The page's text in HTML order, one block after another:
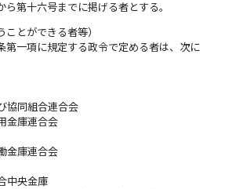
ら第十六号までに掲げる者とする。
ことができる者等）
第一項に規定する政令で定める者は、次に
協同組合連合会
金庫連合会
金庫連合会
中央金庫